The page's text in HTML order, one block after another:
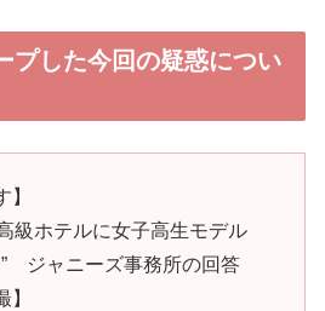
プした今回の疑惑につい
】
級ホテルに女子高生モデル
” ジャニーズ事務所の回答